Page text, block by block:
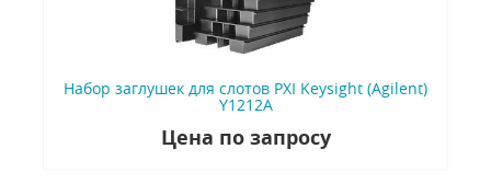
Набор заглушек для слотов PXI Keysight (Agilent)
Y1212A
Цена по запросу